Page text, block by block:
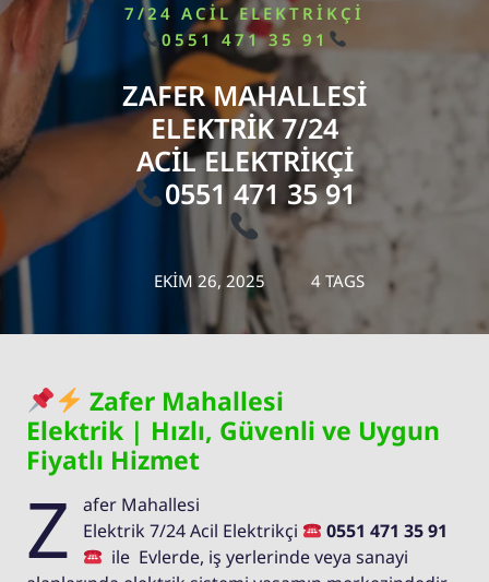
7/24 ACIL ELEKTRIKÇI
0551 471 35 91
ZAFER MAHALLESI
ELEKTRIK 7/24
ACIL ELEKTRIKÇI
0551 471 35 91
EKIM 26, 2025 4 TAGS
Zafer Mahallesi
Elektrik | Hızlı, Güvenli ve Uygun
Fiyatlı Hizmet
Z
afer Mahallesi
Elektrik 7/24 Acil Elektrikçi
0551 471 35 91
ile Evlerde, iş yerlerinde veya sanayi